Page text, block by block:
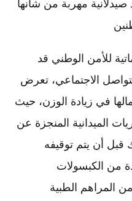
مهربة من شأنها
للأمن الوطني قد
الاجتماعي، تعرض
في زيادة الوزن، حيث
الميدانية المنجزة عن
قبل أن يتم توقيفه
بحوزته على 683 وحدة من الكبسولات